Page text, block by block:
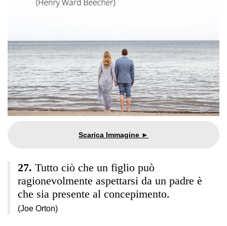
Tutto ciò che un figlio può
ragionevolmente aspettarsi da un padre è
che sia presente al concepimento.
(Joe Orton)